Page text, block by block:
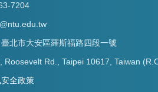
7204
北市大安區羅斯福路四段一號
Roosevelt Rd., Taipei 10617, Taiwan
全政策